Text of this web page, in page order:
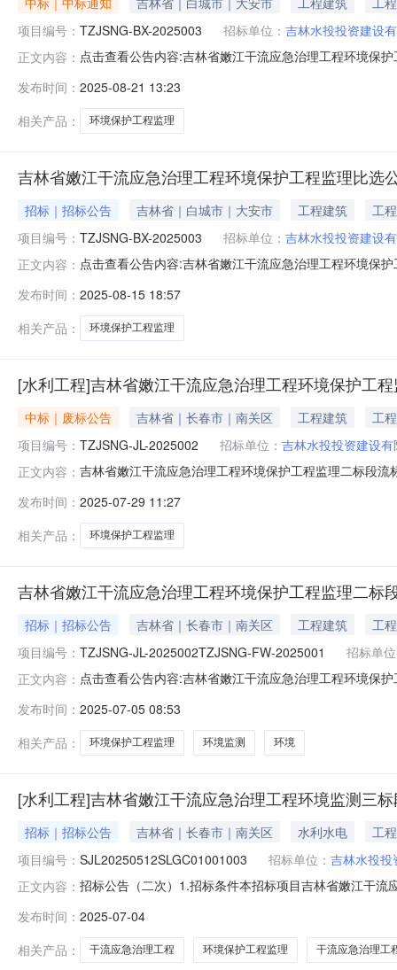
项目编号： TZJSNG-BX-2025003 招标单位： 吉林水投投资建设
正文内容： 点击查看公告内容:吉林省嫩江干流应急治理工程环境保
林省嫩江干流应急治理工程环境保护工程监理比选结果
比选代理工作，现
发布时间： 2025-08-21 13:23
相关产品：
环境保护工程监理
吉林省嫩江干流应急治理工程环境保护工程监理比选
招标｜招标公告 吉林省｜白城市｜大安市 工程建筑
工程
项目编号： TZJSNG-BX-2025003 招标单位： 吉林水投投资建设
正文内容： 点击查看公告内容:吉林省嫩江干流应急治理工程环境保
建设有限公司。本项目已具备招标条件，现招标方式为
段，本次招标为其中
发布时间： 2025-08-15 18:57
相关产品：
环境保护工程监理
[水利工程]吉林省嫩江干流应急治理工程环境保护工
中标｜废标公告 吉林省｜长春市｜南关区 工程建筑
工程
项目编号： TZJSNG-JL-2025002 招标单位： 吉林水投投资建设
正文内容： 吉林省嫩江干流应急治理工程环境保护工程监理二标段
容提出询问，请按以下方式联系。招标人：吉林水投投
81912528/0431-81
发布时间： 2025-07-29 11:27
相关产品：
环境保护工程监理
吉林省嫩江干流应急治理工程环境保护工程监理二标
招标｜招标公告 吉林省｜长春市｜南关区 工程建筑
工程
项目编号： TZJSNG-JL-2025002TZJSNG-FW-2025001
招标单
正文内容： 点击查看公告内容:吉林省嫩江干流应急治理工程环境保
国有资金2802.966万元，招标人为吉林水投投资建设有
环
发布时间： 2025-07-05 08:53
相关产品：
环境保护工程监理 环境监测 环境
[水利工程]吉林省嫩江干流应急治理工程环境监测三
招标｜招标公告 吉林省｜长春市｜南关区 水利水电
工程
项目编号： SJL20250512SLGC01001003 招标单位： 吉林水投投
正文内容： 招标公告（二次）1.招标条件本招标项目吉林省嫩江干
县、前郭县境内。2.2本项目共计二个标段，内容如下：
护、固体废物处理、环境空气
发布时间： 2025-07-04
相关产品：
干流应急治理工程 环境保护工程监理 干流应急治理工